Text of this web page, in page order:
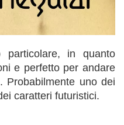
in quanto
e perfetto per andare
Probabilmente uno dei
caratteri futuristici.